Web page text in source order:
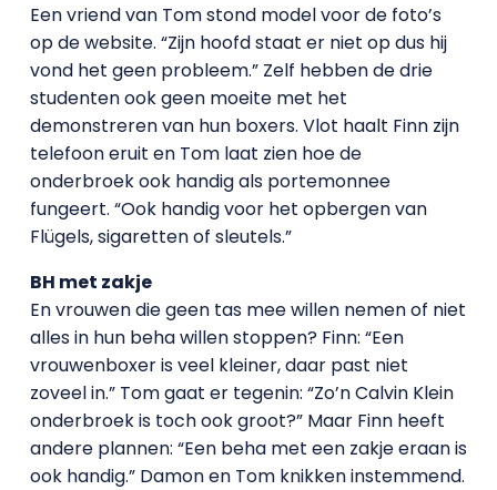
Een vriend van Tom stond model voor de foto’s
op de website. “Zijn hoofd staat er niet op dus hij
vond het geen probleem.” Zelf hebben de drie
studenten ook geen moeite met het
demonstreren van hun boxers. Vlot haalt Finn zijn
telefoon eruit en Tom laat zien hoe de
onderbroek ook handig als portemonnee
fungeert. “Ook handig voor het opbergen van
Flügels, sigaretten of sleutels.”
BH met zakje
En vrouwen die geen tas mee willen nemen of niet
alles in hun beha willen stoppen? Finn: “Een
vrouwenboxer is veel kleiner, daar past niet
zoveel in.” Tom gaat er tegenin: “Zo’n Calvin Klein
onderbroek is toch ook groot?” Maar Finn heeft
andere plannen: “Een beha met een zakje eraan is
ook handig.” Damon en Tom knikken instemmend.